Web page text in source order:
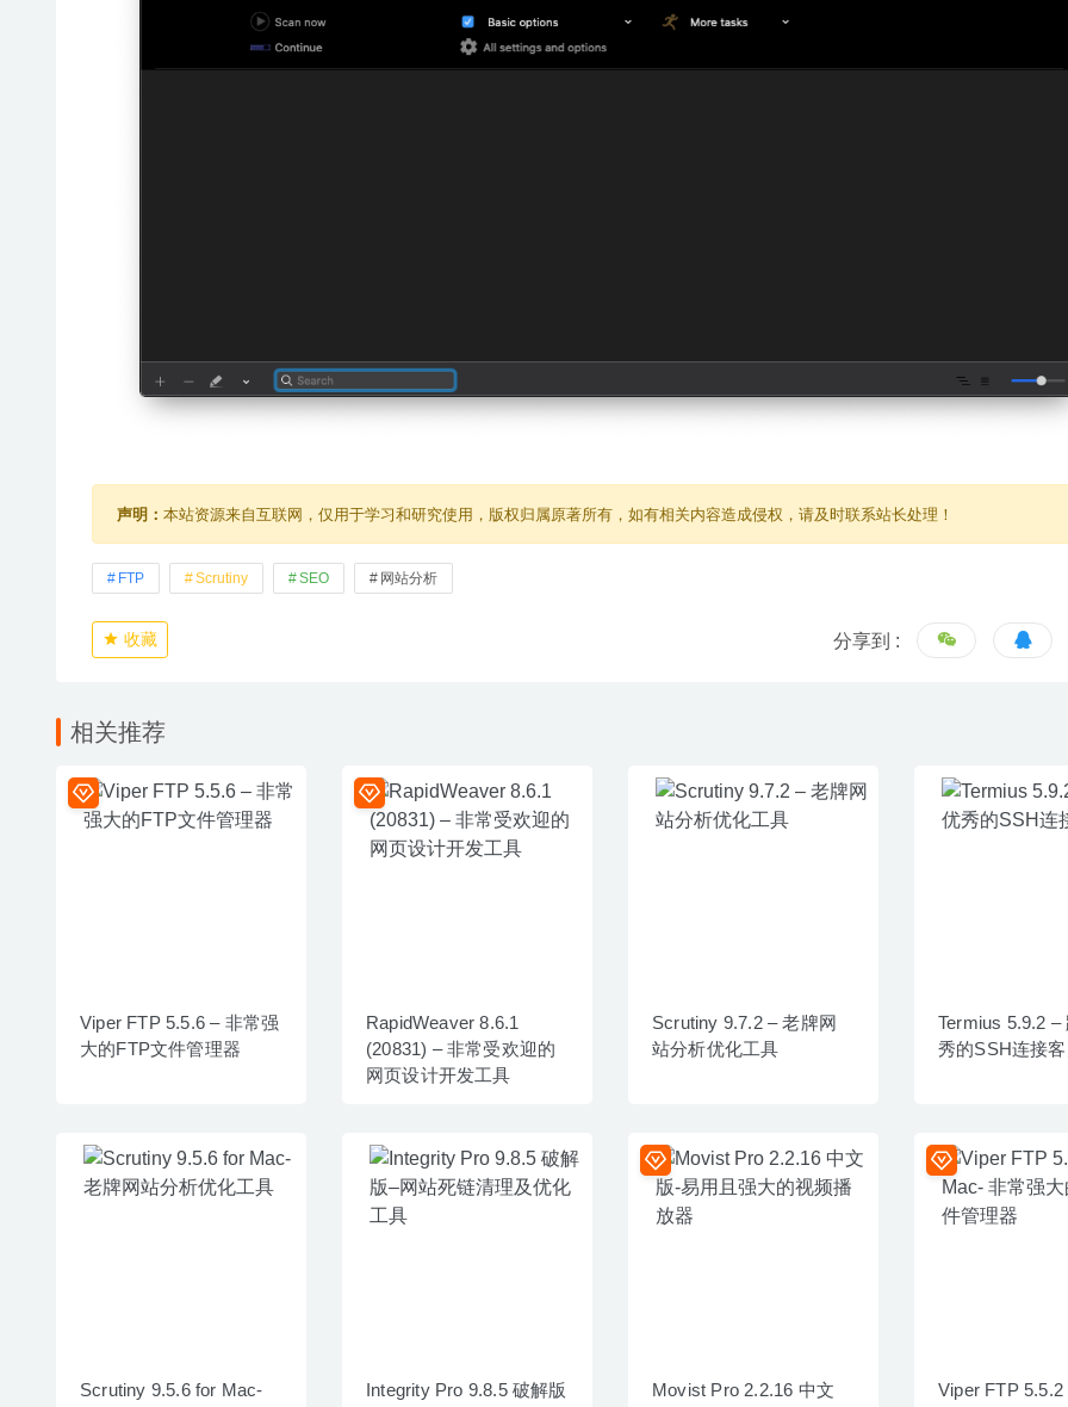
声明： 本站资源来自互联网，仅用于学习和研究使用，版权归属原著所有，如有相关内容造成侵权，请及时联系站长处理！
FTP Scrutiny SEO 网站分析
收藏 分享到 :
相关推荐
Viper FTP 5.5.6 – 非常强
大的FTP文件管理器
RapidWeaver 8.6.1
(20831) – 非常受欢迎的
网页设计开发工具
Scrutiny 9.7.2 – 老牌网
站分析优化工具
Termius 5.9.2 –
秀的SSH连接
Scrutiny 9.5.6 for Mac-
Integrity Pro 9.8.5 破解版
Movist Pro 2.2.16 中文
Viper FTP